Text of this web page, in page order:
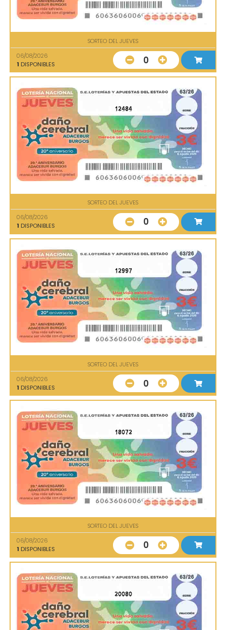
SORTEO DEL JUEVES
06/08/2026
1 DISPONIBLES 0
12484
SORTEO DEL JUEVES
06/08/2026
1 DISPONIBLES 0
12997
SORTEO DEL JUEVES
06/08/2026
1 DISPONIBLES 0
18072
SORTEO DEL JUEVES
06/08/2026
1 DISPONIBLES 0
20080